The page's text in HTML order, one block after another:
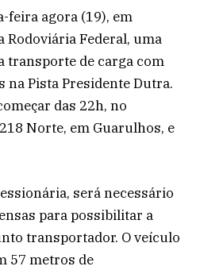
feira agora (19), em
Rodoviária Federal, uma
transporte de carga com
na Pista Presidente Dutra.
das 22h, no
Norte, em Guarulhos, e
será necessário
para possibilitar a
transportador. O veículo
57 metros de